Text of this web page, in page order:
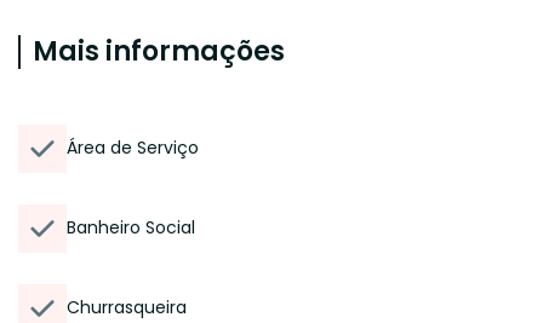
Mais informações
Área de Serviço
Banheiro Social
Churrasqueira